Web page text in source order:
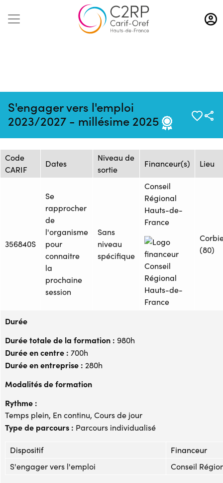
Aller
au
contenu
S'engager vers l'emploi
2023/2027 - millésime 2025
22/05/2025
2025942440
Session de formation
Code
CARIF
Dates
Niveau de
sortie
Financeur(s) Lieu
356840S
Se
rapprocher
de
l'organisme
pour
connaitre
la
prochaine
session
Sans
niveau
spécifique
Conseil
Régional
Hauts-de-
France
(80)
Durée
Durée totale de la formation : 980h
Durée en centre : 700h
Durée en entreprise : 280h
Modalités de formation
Rythme :
Temps plein, En continu, Cours de jour
Type de parcours : Parcours individualisé
Dispositif
Financeur
S'engager vers l'emploi
Conseil